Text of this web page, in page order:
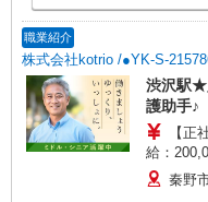
手当とし
歓迎 ・
者研修
職業紹介
株式会社kotrio /●YK-S-
渋沢駅★
護助手♪
【正
給：
30,000円
善手当：
秦野